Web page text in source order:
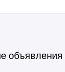
объявления